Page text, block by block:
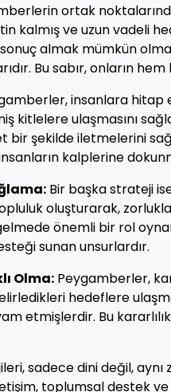
ortak
kalmış ve uzun vadeli
almak mümkün
Bu sabır, onların
insanlara hitap
kitlelere ulaşmasını
bir şekilde iletmelerini
kalplerine
Bir başka strateji
oluşturarak,
önemli bir rol
sunan unsurlardır.
Olma: Peygamberler,
hedeflere
etmişlerdir. Bu
sadece dini değil,
toplumsal destek